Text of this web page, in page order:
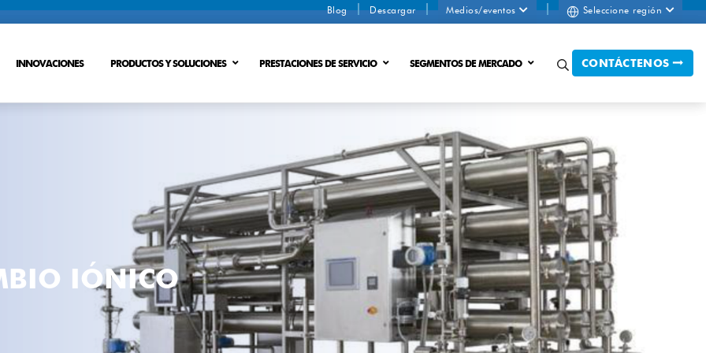
Blog Descargar Medios/eventos Seleccione región
INNOVACIONES PRODUCTOS Y SOLUCIONES
DESAGUA DE LODOS
PERDIDA DE ENERGIA
Proceso de intercambio onico
Proceso de membrana
Proceso de membrana de intercambio ionico
PRESTACIONES DE SERVICIO SEGMENTOS DE MERCADO CONTÁCTENOS
IÓNICO